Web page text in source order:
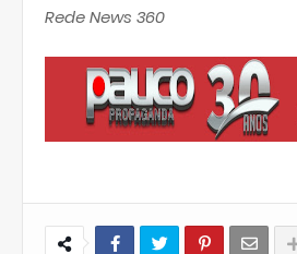
Rede News 360